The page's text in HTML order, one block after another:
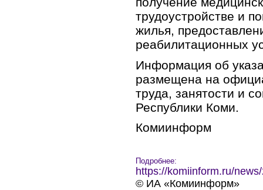
трудоустройстве и
жилья,
реабилитационных
Информация об
размещена на
труда, занятости и
Республики Коми.
Комиинформ
Подробнее:
https://komiinform.ru/
© ИА «Комиинформ»